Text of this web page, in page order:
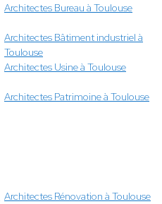
Architectes Bureau à Toulouse
Architectes Bâtiment industriel à
Toulouse
Architectes Usine à Toulouse
Architectes Patrimoine à Toulouse
Architectes Rénovation à Toulouse